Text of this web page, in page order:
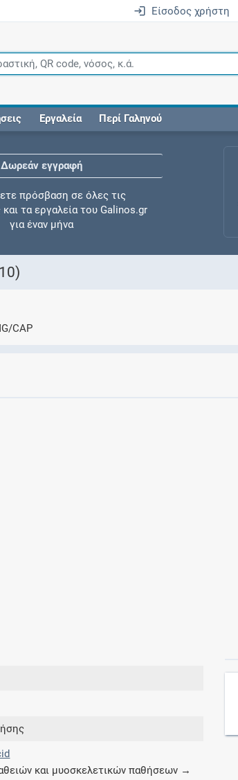
Είσοδος χρήστη
Εργαλεία Περί Γαληνού
Δωρεάν εγγραφή
πρόσβαση σε όλες τις
τα εργαλεία του Galinos.gr
για έναν μήνα
σας για αντενδείξεις και
CAP
και μυοσκελετικών παθήσεων →